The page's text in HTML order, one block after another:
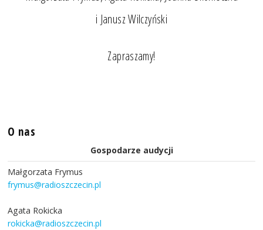
i Janusz Wilczyński
Zapraszamy!
O nas
Gospodarze audycji
Małgorzata Frymus
frymus@radioszczecin.pl
Agata Rokicka
rokicka@radioszczecin.pl